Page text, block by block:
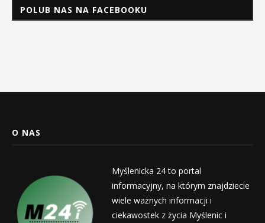
POLUB NAS NA FACEBOOKU
O NAS
Myślenicka 24 to portal
informacyjny, na którym znajdziecie
wiele ważnych informacji i
ciekawostek z życia Myślenic i